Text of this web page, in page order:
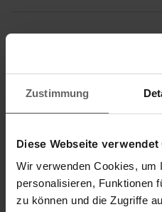
Zustimmung
Diese Webseite verwendet
Wir verwenden Cookies, um
personalisieren, Funktionen
zu können und die Zugriffe
Verified Customer
Putzmichl
Super Wischer
Wischbezug CLEAN TWIST M
alle glatten Böden